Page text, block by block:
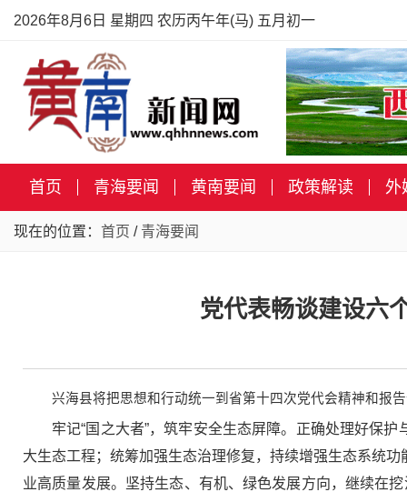
2026年8月6日 星期四 农历丙午年(马) 五月初一
首页 青海要闻 黄南要闻 政策解读 外
现在的位置： 首页 / 青海要闻
党代表畅谈建设六
兴海县将把思想和行动统一到省第十四次党代会精神和报
牢记“国之大者”，筑牢安全生态屏障。正确处理好保
大生态工程；统筹加强生态治理修复，持续增强生态系统功
业高质量发展。坚持生态、有机、绿色发展方向，继续在